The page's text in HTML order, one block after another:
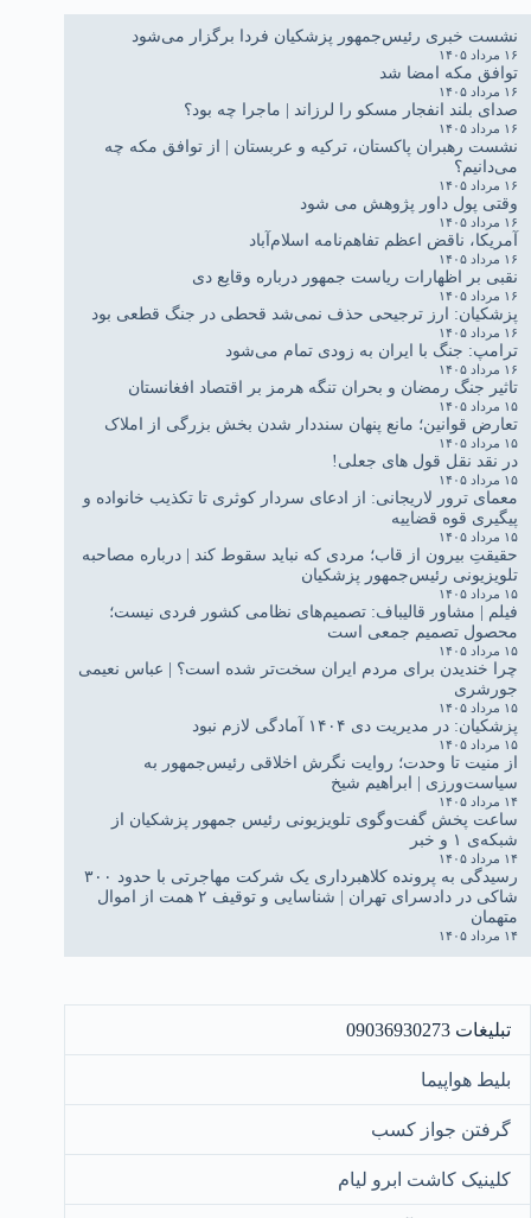
نشست خبری رئیس‌جمهور پزشکیان فردا برگزار می‌شود
۱۶ مرداد ۱۴۰۵
توافق مکه امضا شد
۱۶ مرداد ۱۴۰۵
صدای بلند انفجار مسکو را لرزاند | ماجرا چه بود؟
۱۶ مرداد ۱۴۰۵
نشست رهبران پاکستان، ترکیه و عربستان | از توافق مکه چه
می‌دانیم؟
۱۶ مرداد ۱۴۰۵
وقتی پول داور پژوهش می شود
۱۶ مرداد ۱۴۰۵
آمریکا، ناقض اعظم تفاهم‌نامه اسلام‌آباد
۱۶ مرداد ۱۴۰۵
نقبی بر اظهارات ریاست جمهور درباره وقایع دی
۱۶ مرداد ۱۴۰۵
پزشکیان: ارز ترجیحی حذف نمی‌شد قحطی در جنگ قطعی بود
۱۶ مرداد ۱۴۰۵
ترامپ: جنگ با ایران به زودی تمام می‌شود
۱۶ مرداد ۱۴۰۵
تاثیر جنگ رمضان و بحران تنگه هرمز بر اقتصاد افغانستان
۱۵ مرداد ۱۴۰۵
تعارض قوانین؛ مانع پنهان سنددار شدن بخش بزرگی از املاک
۱۵ مرداد ۱۴۰۵
در نقد نقل قول های جعلی!
۱۵ مرداد ۱۴۰۵
معمای ترور لاریجانی: از ادعای سردار کوثری تا تکذیب خانواده و
پیگیری قوه قضاییه
۱۵ مرداد ۱۴۰۵
حقیقتِ بیرون از قاب؛ مردی که نباید سقوط کند | درباره مصاحبه
تلویزیونی رئیس‌جمهور پزشکیان
۱۵ مرداد ۱۴۰۵
فیلم | مشاور قالیباف: تصمیم‌های نظامی کشور فردی نیست؛
محصول تصمیم جمعی است
۱۵ مرداد ۱۴۰۵
چرا خندیدن برای مردم ایران سخت‌تر شده است؟ | عباس نعیمی
جورشری
۱۵ مرداد ۱۴۰۵
پزشکیان: در مدیریت دی ۱۴۰۴ آمادگی لازم نبود
۱۵ مرداد ۱۴۰۵
از منیت تا وحدت؛ روایت نگرش اخلاقی رئیس‌جمهور به
سیاست‌ورزی | ابراهیم شیخ
۱۴ مرداد ۱۴۰۵
ساعت پخش گفت‌وگوی تلویزیونی رئیس جمهور پزشکیان از
شبکه‌ی ۱ و خبر
۱۴ مرداد ۱۴۰۵
رسیدگی به پرونده کلاهبرداری یک شرکت مهاجرتی با حدود ۳۰۰
شاکی در دادسرای تهران | شناسایی و توقیف ۲ همت از اموال
متهمان
۱۴ مرداد ۱۴۰۵
تبلیغات 09036930273
بلیط هواپیما
گرفتن جواز کسب
کلینیک کاشت ابرو لیام